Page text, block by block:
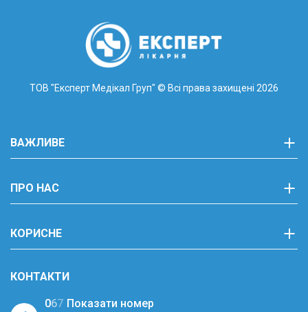
ТОВ "Експерт Медікал Груп" © Всі права захищені 2026
ВАЖЛИВЕ
ПРО НАС
КОРИСНЕ
КОНТАКТИ
067 Показати номер